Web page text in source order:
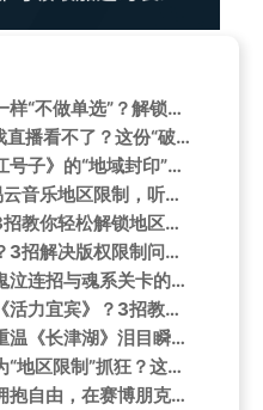
人在海外，如何像李泽田一样“不做单选”？解锁国内影视综艺的正确姿势
海外党别急！CCTV黄梅戏直播看不了？这份“破墙”指南请收好
人在海外，如何破解《川江号子》的“地域封印”？谭维维这一嗓子的震撼，别让网络延迟给耽误了！
海外党福音！3招搞定网易云音乐地区限制，听《爱情讯息》不再卡顿
海外党看不了中秋晚会？3招教你轻松解锁地区限制，和国内同步追星！
海外华人听不了汽水音乐？3招解决版权限制问题，亲测有效！
影之刃零深度解析：融合鬼泣连招与魂系关卡的武侠新作
海外华人如何解锁央视频《活力宜宾》？3招教你轻松观看热血赛事
海外华人如何突破限制，重温《长津湖》泪目瞬间？这3招太实用了！
海外追剧党看过来！还在为“地区限制”抓狂？这几招让你轻松解锁国内热门综艺和剧集
夜之城冒险：逃离追捕，拥抱自由，在赛博朋克2077中赢取赏金